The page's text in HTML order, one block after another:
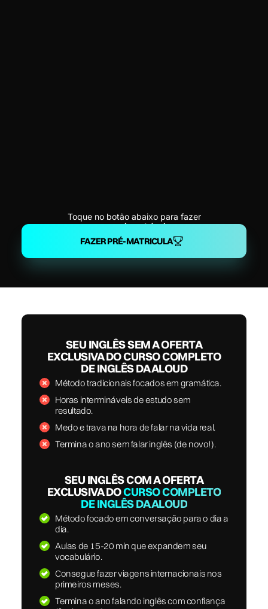
Toque no botão abaixo para fazer
suapré-matrícula
FAZER PRÉ-MATRICULA
SEU INGLÊS SEM A OFERTA
EXCLUSIVA DO CURSO COMPLETO
DE INGLÊS DA ALOUD
Método tradicionais focados em gramática.
Horas intermináveis de estudo sem
resultado.
Medo e trava na hora de falar na vida real.
Termina o ano sem falar inglês (de novo!).
SEU INGLÊS COM A OFERTA
EXCLUSIVA DOCURSO COMPLETO
DE INGLÊS DA ALOUD
Método focado em conversação para o dia a
dia.
Aulas de 15-20 min que expandem seu
vocabulário.
Consegue fazer viagens internacionais nos
primeiros meses.
Termina o ano falando inglês com confiança